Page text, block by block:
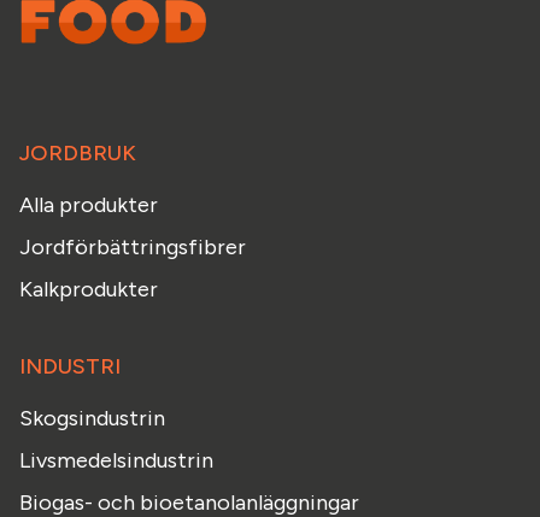
JORDBRUK
Alla produkter
Jordförbättringsfibrer
Kalkprodukter
INDUSTRI
Skogsindustrin
Livsmedelsindustrin
Biogas- och bioetanolanläggningar